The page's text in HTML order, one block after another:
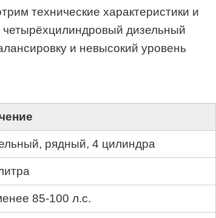
технические характеристики и
четырёхцилиндровый дизельный
и невысокий уровень
рядный, 4 цилиндра
85-100 л.с.